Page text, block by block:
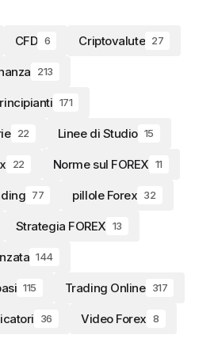
CFD 6 Criptovalute 27
213
171
22 Linee di Studio 15
22 Norme sul FOREX 11
77 pillole Forex 32
Strategia FOREX 13
144
115 Trading Online 317
36 Video Forex 8